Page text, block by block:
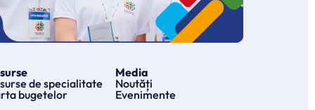
de specialitate
bugetelor
Media
Noutăți
Evenimente